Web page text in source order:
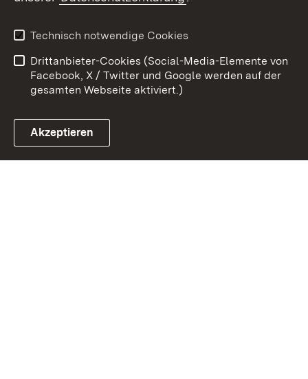
Link zum Landesportal
Kontakt
Datenschutz
Barrierefreiheit
Impressum
Cookies
Technisch notwendige Cookies
Drittanbieter-Cookies (Social-Media-Elemente von
Facebook, X / Twitter und Google werden auf der
gesamten Webseite aktiviert.)
Akzeptieren